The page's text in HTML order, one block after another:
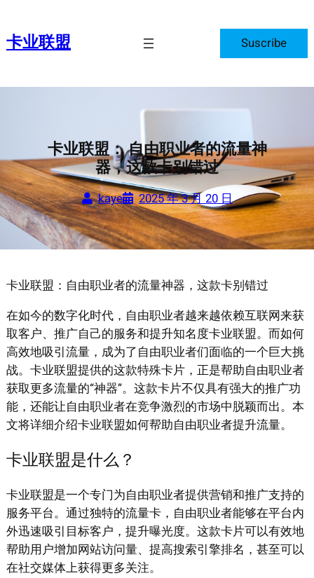
内卡业联盟 Suscribe
卡业联盟： 自由职业者的流量神
器，这款卡别错过
kaye 2025 年 3 月 20 日
卡业联盟：自由职业者的流量神器，这款卡别错过
在如今的数字化时代，自由职业者越来越依赖互联网来获
取客户、推广自己的服务和提升知名度卡业联盟。而如何
高效地吸引流量，成为了自由职业者们面临的一个巨大挑
战。卡业联盟提供的这款特殊卡片，正是帮助自由职业者
获取更多流量的“神器”。这款卡片不仅具有强大的推广功
能，还能让自由职业者在竞争激烈的市场中脱颖而出。本
文将详细介绍卡业联盟如何帮助自由职业者提升流量。
卡业联盟是什么？
卡业联盟是一个专门为自由职业者提供营销和推广支持的
服务平台。通过独特的流量卡，自由职业者能够在平台内
外迅速吸引目标客户，提升曝光度。这款卡片可以有效地
帮助用户增加网站访问量、提高搜索引擎排名，甚至可以
在社交媒体上获得更多关注。